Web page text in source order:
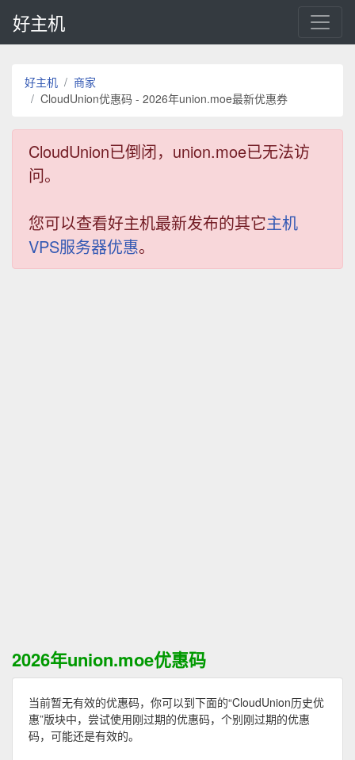
好主机
好主机
商家
CloudUnion优惠码 - 2026年union.moe最新优惠券
CloudUnion已倒闭，union.moe已无法访
问。
您可以查看好主机最新发布的其它主机
VPS服务器优惠。
2026年union.moe优惠码
当前暂无有效的优惠码，你可以到下面的“CloudUnion历史优
惠”版块中，尝试使用刚过期的优惠码，个别刚过期的优惠
码，可能还是有效的。